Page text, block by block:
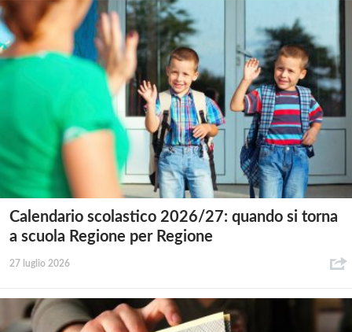
Calendario scolastico 2026/27: quando si torna
a scuola Regione per Regione
27 luglio 2026